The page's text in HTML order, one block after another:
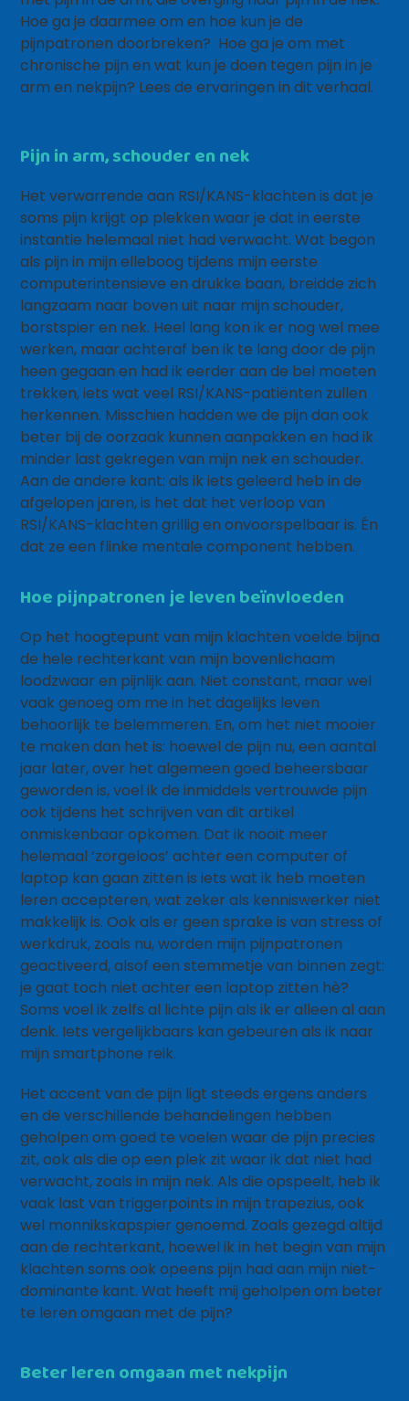
Hoe ga je daarmee om en hoe kun je de
pijnpatronen doorbreken? Hoe ga je om met
chronische pijn en wat kun je doen tegen pijn in je
arm en nekpijn? Lees de ervaringen in dit verhaal.
Pijn in arm, schouder en nek
Het verwarrende aan RSI/KANS-klachten is dat je
soms pijn krijgt op plekken waar je dat in eerste
instantie helemaal niet had verwacht. Wat begon
als pijn in mijn elleboog tijdens mijn eerste
computerintensieve en drukke baan, breidde zich
langzaam naar boven uit naar mijn schouder,
borstspier en nek. Heel lang kon ik er nog wel mee
werken, maar achteraf ben ik te lang door de pijn
heen gegaan en had ik eerder aan de bel moeten
trekken, iets wat veel RSI/KANS-patiënten zullen
herkennen. Misschien hadden we de pijn dan ook
beter bij de oorzaak kunnen aanpakken en had ik
minder last gekregen van mijn nek en schouder.
Aan de andere kant: als ik iets geleerd heb in de
afgelopen jaren, is het dat het verloop van
RSI/KANS-klachten grillig en onvoorspelbaar is. Én
dat ze een flinke mentale component hebben.
Hoe pijnpatronen je leven beïnvloeden
Op het hoogtepunt van mijn klachten voelde bijna
de hele rechterkant van mijn bovenlichaam
loodzwaar en pijnlijk aan. Niet constant, maar wel
vaak genoeg om me in het dagelijks leven
behoorlijk te belemmeren. En, om het niet mooier
te maken dan het is: hoewel de pijn nu, een aantal
jaar later, over het algemeen goed beheersbaar
geworden is, voel ik de inmiddels vertrouwde pijn
ook tijdens het schrijven van dit artikel
onmiskenbaar opkomen. Dat ik nooit meer
helemaal ‘zorgeloos’ achter een computer of
laptop kan gaan zitten is iets wat ik heb moeten
leren accepteren, wat zeker als kenniswerker niet
makkelijk is. Ook als er geen sprake is van stress of
werkdruk, zoals nu, worden mijn pijnpatronen
geactiveerd, alsof een stemmetje van binnen zegt:
je gaat toch niet achter een laptop zitten hè?
Soms voel ik zelfs al lichte pijn als ik er alleen al aan
denk. Iets vergelijkbaars kan gebeuren als ik naar
mijn smartphone reik.
Het accent van de pijn ligt steeds ergens anders
en de verschillende behandelingen hebben
geholpen om goed te voelen waar de pijn precies
zit, ook als die op een plek zit waar ik dat niet had
verwacht, zoals in mijn nek. Als die opspeelt, heb ik
vaak last van triggerpoints in mijn trapezius, ook
wel monnikskapspier genoemd. Zoals gezegd altijd
aan de rechterkant, hoewel ik in het begin van mijn
klachten soms ook opeens pijn had aan mijn niet-
dominante kant. Wat heeft mij geholpen om beter
te leren omgaan met de pijn?
Beter leren omgaan met nekpijn